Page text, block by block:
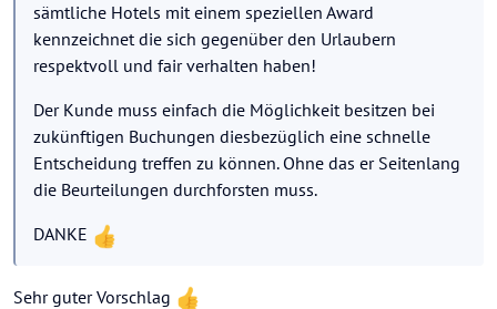
sämtliche Hotels mit einem speziellen Award
kennzeichnet die sich gegenüber den Urlaubern
respektvoll und fair verhalten haben!
Der Kunde muss einfach die Möglichkeit besitzen bei
zukünftigen Buchungen diesbezüglich eine schnelle
Entscheidung treffen zu können. Ohne das er Seitenlang
die Beurteilungen durchforsten muss.
DANKE
Sehr guter Vorschlag